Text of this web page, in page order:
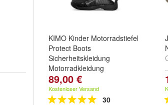
KIMO Kinder Motorradstiefel
Protect Boots
Sicherheitskleidung
Motorradkleidung
Farbe:Schwarz
weitere ...
89,00 €
Kostenloser Versand
30